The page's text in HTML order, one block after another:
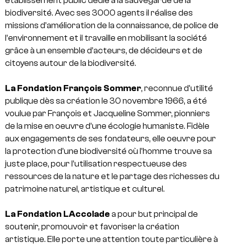
biodiversité. Avec ses 3000 agents il réalise des
missions d’amélioration de la connaissance, de police de
l’environnement et il travaille en mobilisant la société
grâce à un ensemble d’acteurs, de décideurs et de
citoyens autour de la biodiversité.
La Fondation François Sommer, reconnue d’utilité
publique dès sa création le 30 novembre 1966, a été
voulue par François et Jacqueline Sommer, pionniers
de la mise en oeuvre d’une écologie humaniste. Fidèle
aux engagements de ses fondateurs, elle oeuvre pour
la protection d’une biodiversité où l’homme trouve sa
juste place, pour l’utilisation respectueuse des
ressources de la nature et le partage des richesses du
patrimoine naturel, artistique et culturel.
La Fondation LAccolade a pour but principal de
soutenir, promouvoir et favoriser la création
artistique. Elle porte une attention toute particulière à